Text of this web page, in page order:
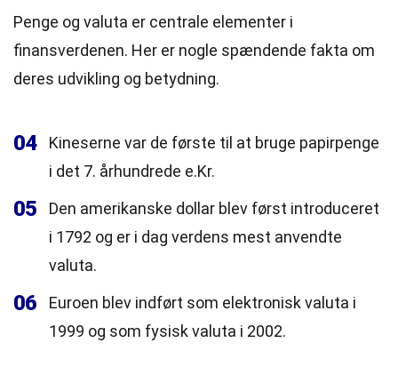
Penge og valuta er centrale elementer i
finansverdenen. Her er nogle spændende fakta om
deres udvikling og betydning.
04
Kineserne var de første til at bruge papirpenge
i det 7. århundrede e.Kr.
05
Den amerikanske dollar blev først introduceret
i 1792 og er i dag verdens mest anvendte
valuta.
06
Euroen blev indført som elektronisk valuta i
1999 og som fysisk valuta i 2002.